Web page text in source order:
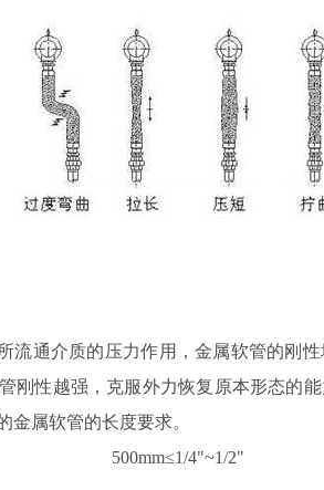
通介质的压力作用，金属软管的刚性
刚性越强，克服外力恢复原本形态的
金属软管的长度要求。
500mm≤1/4"~1/2"